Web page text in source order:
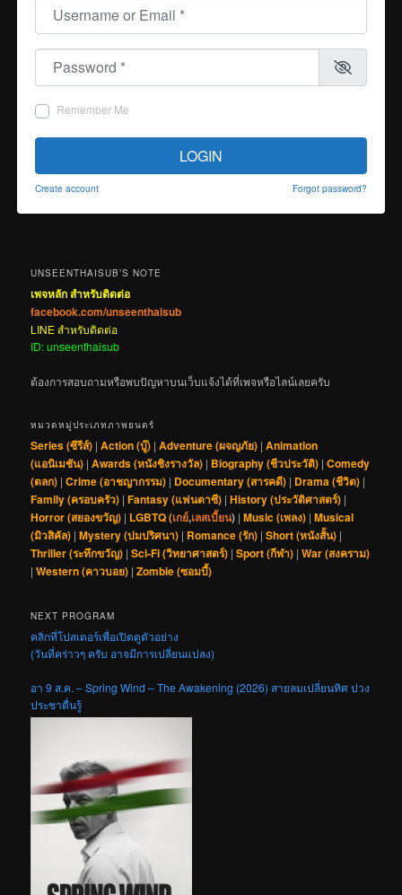
Username or Email
Password
Remember Me
LOGIN
Create account Forgot password?
UNSEENTHAISUB’S NOTE
เพจหลัก สำหรับติดต่อ
facebook.com/unseenthaisub
LINE สำหรับติดต่อ
ID: unseenthaisub
ต้องการสอบถามหรือพบปัญหาบนเว็บแจ้งได้ที่เพจหรือไลน์เลยครับ
หมวดหมู่ประเภทภาพยนตร์
Series (ซีรีส์) |Action (บู๊) |Adventure (ผจญภัย) |Animation
(แอนิเมชัน) |Awards (หนังชิงรางวัล) | Biography (ชีวประวัติ) |Comedy
(ตลก) |Crime (อาชญากรรม) | Documentary (สารคดี) | Drama (ชีวิต) |
Family (ครอบครัว) |Fantasy (แฟนตาซี) |History (ประวัติศาสตร์) |
Horror (สยองขวัญ) | LGBTQ (เกย์,เลสเบี้ยน) |Music (เพลง) |Musical
(มิวสิคัล) |Mystery (ปมปริศนา) | Romance (รัก) |Short (หนังสั้น) |
Thriller (ระทึกขวัญ) |Sci-Fi (วิทยาศาสตร์) |Sport (กีฬา) |War (สงคราม)
|Western (คาวบอย) |Zombie (ซอมบี้)
NEXT PROGRAM
คลิกที่โปสเตอร์เพื่อเปิดดูตัวอย่าง
(วันที่คร่าวๆ ครับ อาจมีการเปลี่ยนแปลง)
อา 9 ส.ค. – Spring Wind – The Awakening (2026) สายลมเปลี่ยนทิศ ปวง
ประชาตื่นรู้